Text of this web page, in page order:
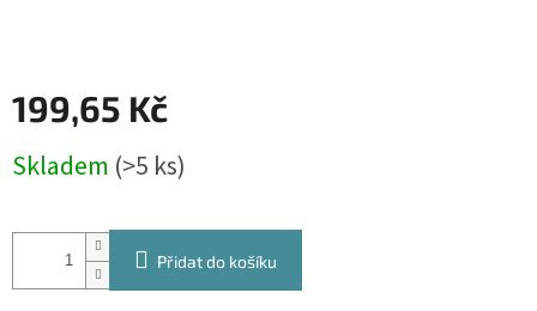
199,65 Kč
cena:
Skladem (>5 ks)
Přidat do košíku